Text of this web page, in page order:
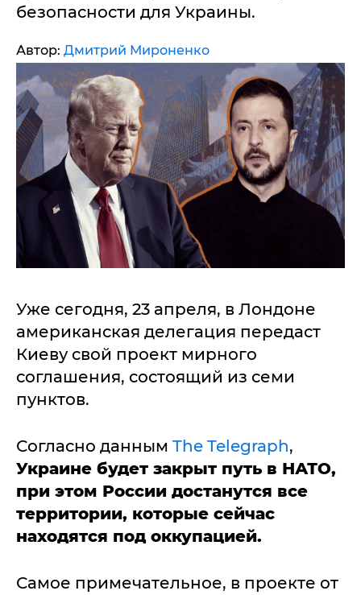
безопасности для Украины.
Автор: Дмитрий Мироненко
Уже сегодня, 23 апреля, в Лондоне
американская делегация передаст
Киеву свой проект мирного
соглашения, состоящий из семи
пунктов.
Согласно данным The Telegraph,
Украине будет закрыт путь в НАТО,
при этом России достанутся все
территории, которые сейчас
находятся под оккупацией.
Самое примечательное, в проекте от